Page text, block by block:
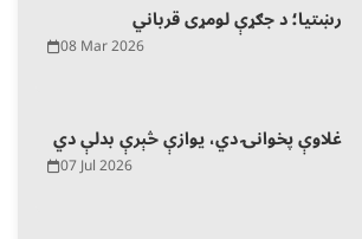
رښتیا؛ د جګړې لومړی قرباني
08 Mar 2026
غلاوې پخوانۍ دي، یوازې څېرې بدلې دي
07 Jul 2026